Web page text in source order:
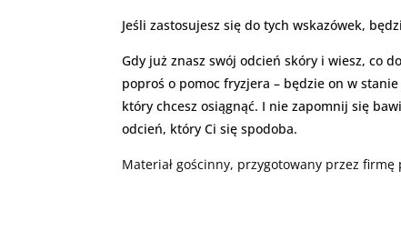
Jeśli zastosujesz się do tych wskazówek,
Gdy już znasz swój odcień skóry i wiesz, co
poproś o pomoc fryzjera – będzie on w
który chcesz osiągnąć. I nie zapomnij się
odcień, który Ci się spodoba.
Materiał gościnny, przygotowany przez firmę